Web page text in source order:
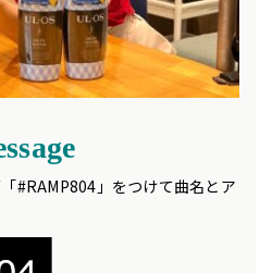
#RAMP804」をつけて曲名とア